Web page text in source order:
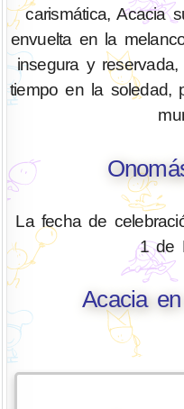
carismática, Acacia
envuelta en la
insegura y
tiempo en la soledad,
La fecha de
1 de
Acacia